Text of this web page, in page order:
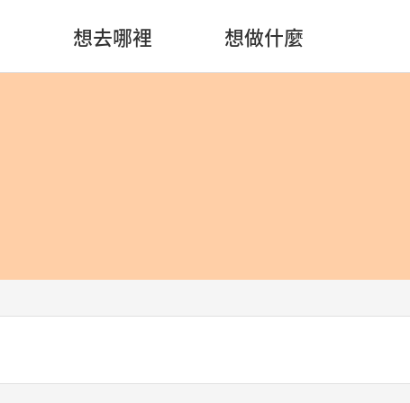
想去哪裡 想做什麼